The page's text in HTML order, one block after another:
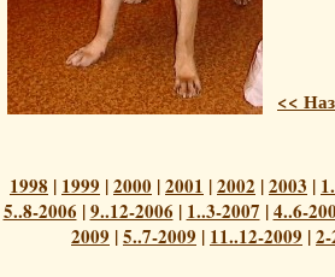
<<
1998 | 1999 |2000 |2001 |2002 |2003 |
5..8-2006 |9..12-2006 | 1..3-2007 |4..6-
2009 |5..7-2009 | 11..12-2009 |